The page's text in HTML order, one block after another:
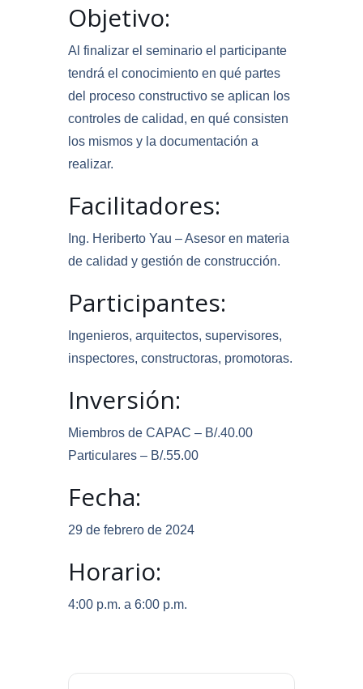
Objetivo:
Al finalizar el seminario el participante
tendrá el conocimiento en qué partes
del proceso constructivo se aplican los
controles de calidad, en qué consisten
los mismos y la documentación a
realizar.
Facilitadores:
Ing. Heriberto Yau – Asesor en materia
de calidad y gestión de construcción.
Participantes:
Ingenieros, arquitectos, supervisores,
inspectores, constructoras, promotoras.
Inversión:
Miembros de CAPAC – B/.40.00
Particulares – B/.55.00
Fecha:
29 de febrero de 2024
Horario:
4:00 p.m. a 6:00 p.m.